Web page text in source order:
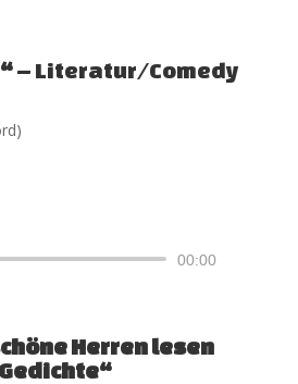
– Literatur/Comedy
Audio-
00:00
Herren lesen